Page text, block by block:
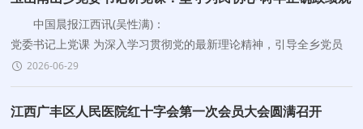
中国晨报江西讯(吴性满)：
党委书记上党课 为深入学习贯彻党的最新理论精神，引导全乡党员
干部牢固树立和践行正确政绩观，筑牢信仰之基、补足精神之钙、把
稳思想之
2026-06-29
江西广丰区人民医院红十字会第一次会员大会圆满召开